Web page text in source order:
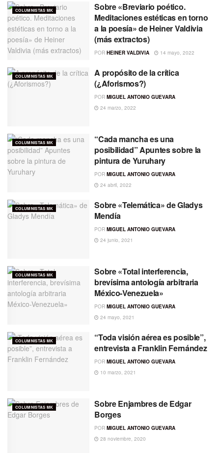
COLUMNISTAS MK
Sobre «Breviario poético.
Meditaciones estéticas en torno
a la poesía» de Heiner Valdivia
(más extractos)
POR HEINER VALDIVIA 14 mayo, 2022
COLUMNISTAS MK
A propósito de la crítica
(¿Aforismos?)
POR MIGUEL ANTONIO GUEVARA
24 marzo, 2022
COLUMNISTAS MK
“Cada mancha es una
posibilidad” Apuntes sobre la
pintura de Yuruhary
POR MIGUEL ANTONIO GUEVARA
24 abril, 2022
COLUMNISTAS MK
Sobre «Telemática» de Gladys
Mendía
POR MIGUEL ANTONIO GUEVARA
24 junio, 2021
COLUMNISTAS MK
Sobre «Total interferencia,
brevísima antología arbitraria
México-Venezuela»
POR MIGUEL ANTONIO GUEVARA
24 mayo, 2021
COLUMNISTAS MK
“Toda visión aérea es posible”,
entrevista a Franklin Fernández
POR MIGUEL ANTONIO GUEVARA
10 marzo, 2021
COLUMNISTAS MK
Sobre Enjambres de Edgar
Borges
POR MIGUEL ANTONIO GUEVARA
28 noviembre, 2020